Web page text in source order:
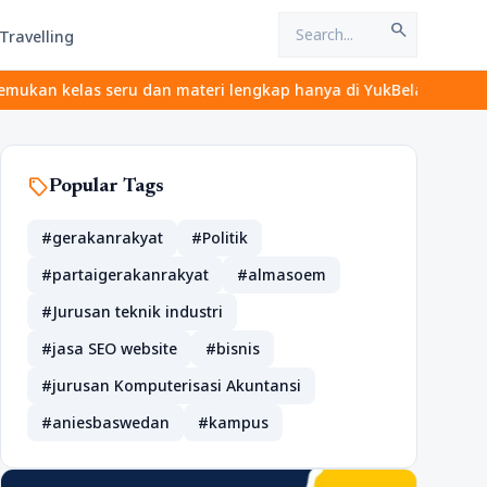
Travelling search
dan materi lengkap hanya di YukBelajar.com. Mulai
sellPopular Tags
#gerakanrakyat
#Politik
#partaigerakanrakyat
#almasoem
#Jurusan teknik industri
#jasa SEO website
#bisnis
#jurusan Komputerisasi Akuntansi
#aniesbaswedan
#kampus